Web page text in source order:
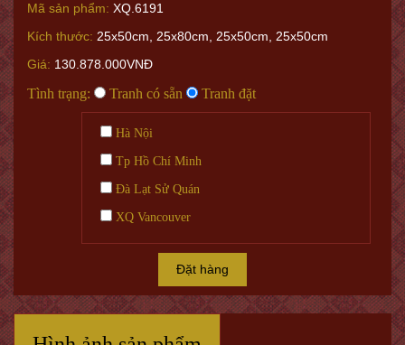
Mã sản phẩm: XQ.6191
Kích thước: 25x50cm, 25x80cm, 25x50cm, 25x50cm
Giá: 130.878.000VNĐ
Tình trạng: Tranh có sẵn Tranh đặt
Hà Nội
Tp Hồ Chí Minh
Đà Lạt Sử Quán
XQ Vancouver
Đặt hàng